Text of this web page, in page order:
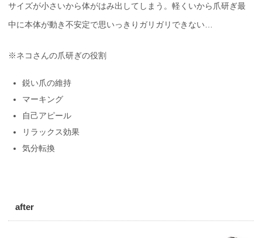
サイズが小さいから体がはみ出してしまう。軽くいから爪研ぎ最
中に本体が動き不安定で思いっきりガリガリできない…
※ネコさんの爪研ぎの役割
鋭い爪の維持
マーキング
自己アピール
リラックス効果
気分転換
after